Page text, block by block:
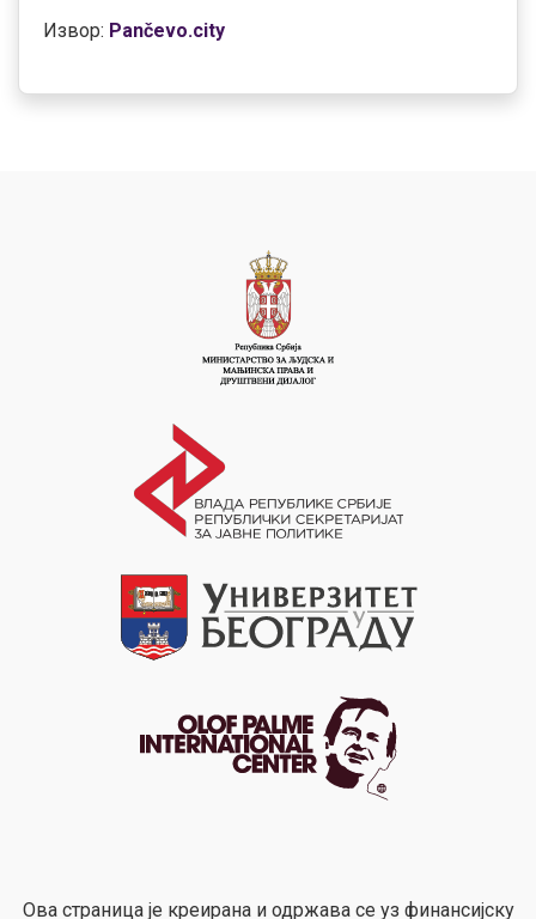
Извор: Pančevo.city
Ова страница је креирана и одржава се уз финансијску